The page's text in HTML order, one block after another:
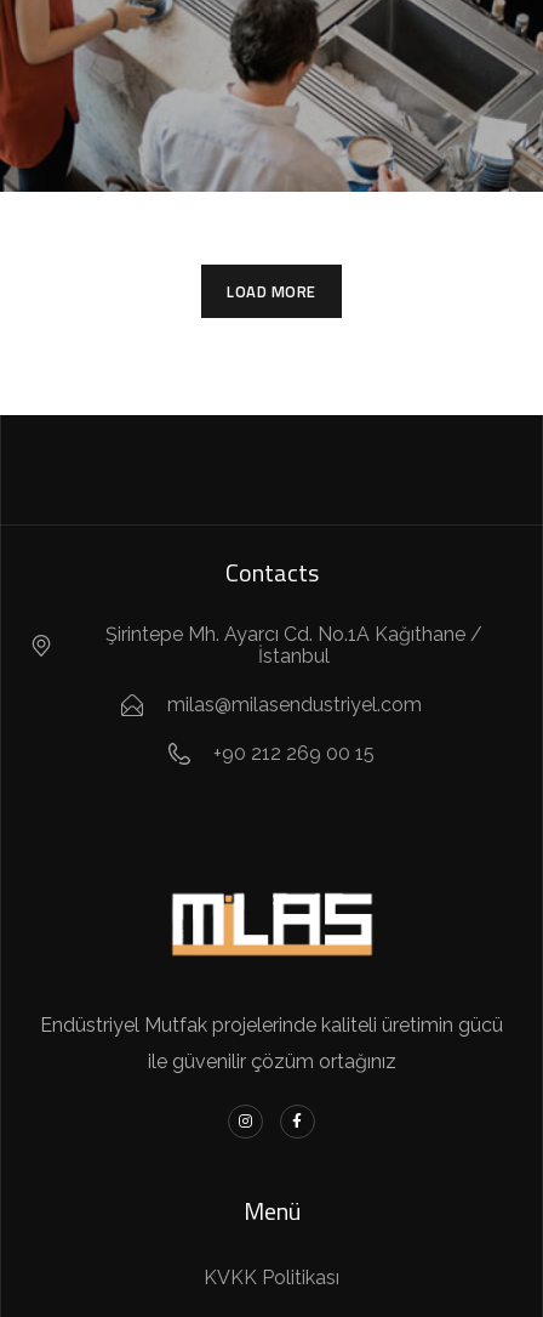
LOAD MORE
Contacts
Şirintepe Mh. Ayarcı Cd. No.1A Kağıthane /
İstanbul
milas@milasendustriyel.com
+90 212 269 00 15
Endüstriyel Mutfak projelerinde kaliteli üretimin gücü
ile güvenilir çözüm ortağınız
Menü
KVKK Politikası